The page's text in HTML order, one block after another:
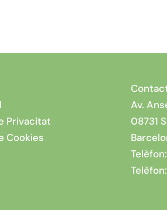
Privacitat
Cookies
Av.
08731
Telèfon:
Telèfon: